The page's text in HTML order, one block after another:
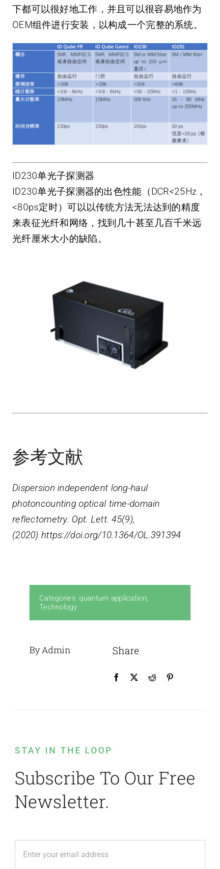
下都可以很好地工作，并且可以很容易地作为
OEM组件进行安装，以构成一个完整的系统。
ID230单光子探测器
ID230单光子探测器的出色性能（DCR<25Hz，
<80ps定时）可以以传统方法无法达到的精度
来表征光纤和网络，找到几十甚至几百千米远
光纤厘米大小的缺陷。
参考文献
Dispersion independent long-haul
photoncounting optical time-domain
reflectometry. Opt. Lett. 45(9),
(2020) https://doi.org/10.1364/OL.391394
Categories: quantum application,
Technology
By Admin Share
STAY IN THE LOOP
Subscribe To Our Free
Newsletter.